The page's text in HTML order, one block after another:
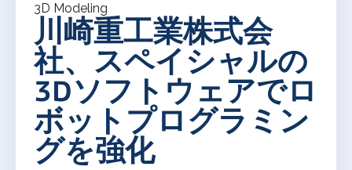
3D Modeling
川崎重工業株式会
社、スペイシャルの
3Dソフトウェアでロ
ボットプログラミン
グを強化